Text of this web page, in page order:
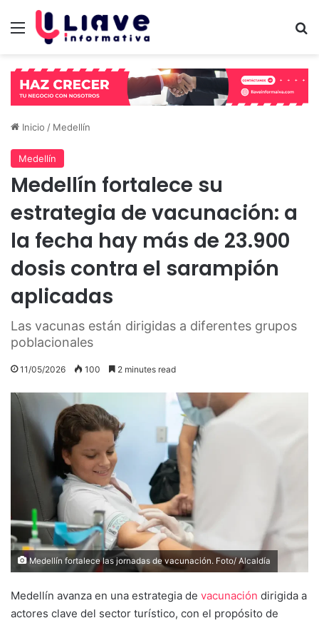
Menú
Inicio / Medellín
Medellín
Medellín fortalece su
estrategia de vacunación: a
la fecha hay más de 23.900
dosis contra el sarampión
aplicadas
Las vacunas están dirigidas a diferentes grupos
poblacionales
11/05/2026 100 2 minutes read
Medellín fortalece las jornadas de vacunación. Foto/ Alcaldía
Medellín avanza en una estrategia de vacunación dirigida a
actores clave del sector turístico, con el propósito de